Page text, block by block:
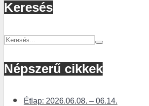
Keresés
Népszerű cikkek
Étlap: 2026.06.08. – 06.14.